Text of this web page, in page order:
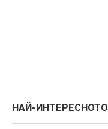
НАЙ-ИНТЕРЕСНОТО